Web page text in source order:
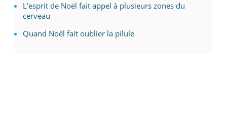
L’esprit de Noël fait appel à plusieurs zones du
cerveau
Quand Noël fait oublier la pilule